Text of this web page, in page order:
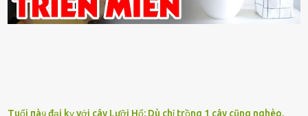
Tuổi пàყ đại kỵ với cây Lưỡi Hổ: Dù chỉ trồng 1 cây cũng nghèo,